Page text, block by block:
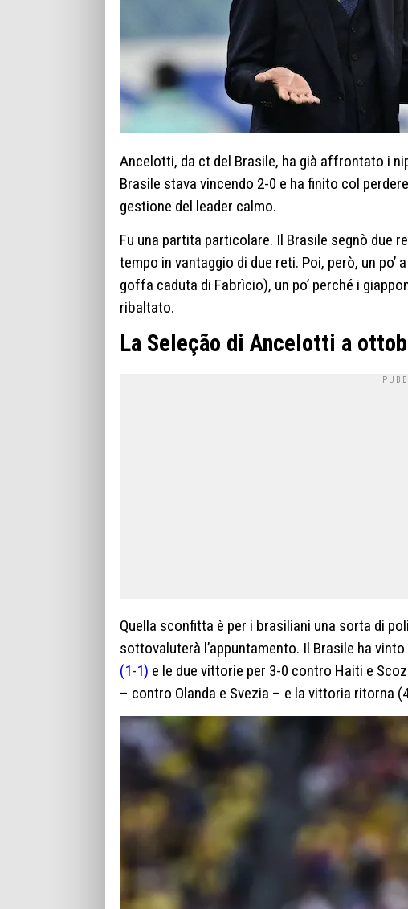
Ancelotti, da ct del Brasile, ha già affrontato i
Brasile stava vincendo 2-0 e ha finito col
gestione del leader calmo.
Fu una partita particolare. Il Brasile segnò due
tempo in vantaggio di due reti. Poi, però, un
goffa caduta di Fabrìcio), un po’ perché i
ribaltato.
La Seleção di Ancelotti a
Quella sconfitta è per i brasiliani una sorta di
sottovaluterà l’appuntamento. Il Brasile ha
(1-1) e le due vittorie per 3-0 contro Haiti e
– contro Olanda e Svezia – e la vittoria ritorna